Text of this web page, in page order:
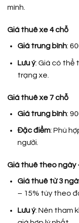
mình.
Giá thuê xe 4 chỗ
Giá trung bình:
Lưu ý: Giá có thể
trạng xe.
Giá thuê xe 7 chỗ
Giá trung bình:
Đặc điểm: Phù
người.
Giá thuê theo ngày
Giá thuê từ 3
– 15% tùy theo
Lưu ý: Nên tham